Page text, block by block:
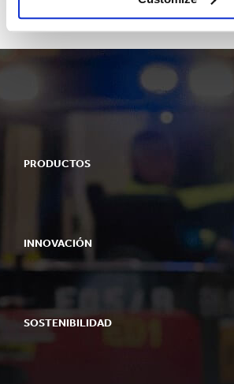
PRODUCTOS
INNOVACIÓN
SOSTENIBILIDAD